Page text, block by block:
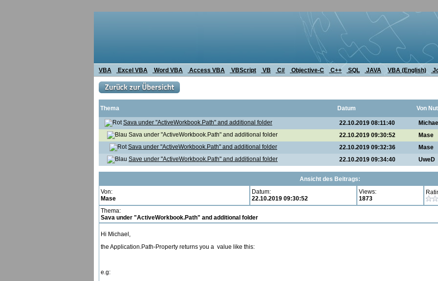
VBA Excel VBA Word VBA Access VBA VBScript VB C# Objective-C C++ SQL JAVA VBA (English)
Thema Datum Von
Sava under "ActiveWorkbook.Path" and additional folder 22.10.2019 08:11:40
Michael
Sava under "ActiveWorkbook.Path" and additional folder
22.10.2019 09:30:52
Mase
Sava under "ActiveWorkbook.Path" and additional folder
22.10.2019 09:32:36
Mase
Save under "ActiveWorkbook.Path" and additional folder
22.10.2019 09:34:40 UweD
Ansicht des Beitrags:
Von:
Mase
Datum:
22.10.2019 09:30:52
Views:
1873
Thema:
Sava under "ActiveWorkbook.Path" and additional folder
Hi Michael,
the Application.Path-Property returns you a value like this:
e.g: